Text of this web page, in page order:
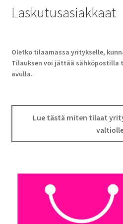
Laskutusasiakkaat
Oletko tilaamassa yritykselle,
Tilauksen voi jättää sähköpostilla
avulla.
Lue tästä miten tilaat